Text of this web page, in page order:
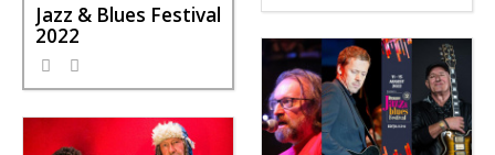
Jazz & Blues Festival
2022